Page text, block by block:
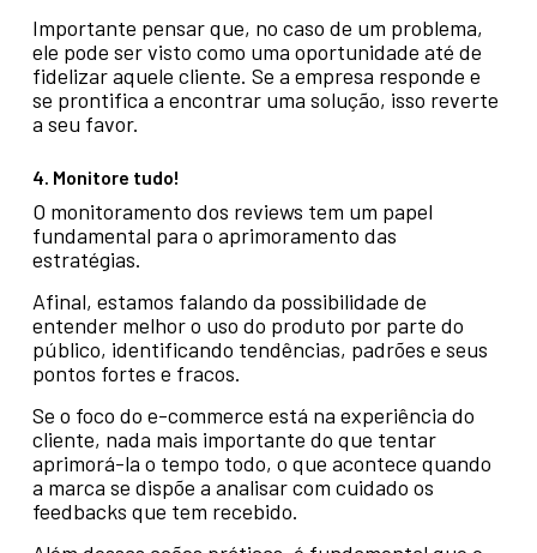
Importante pensar que, no caso de um problema,
ele pode ser visto como uma oportunidade até de
fidelizar aquele cliente. Se a empresa responde e
se prontifica a encontrar uma solução, isso reverte
a seu favor.
4. Monitore tudo!
O monitoramento dos reviews tem um papel
fundamental para o aprimoramento das
estratégias.
Afinal, estamos falando da possibilidade de
entender melhor o uso do produto por parte do
público, identificando tendências, padrões e seus
pontos fortes e fracos.
Se o foco do e-commerce está na experiência do
cliente, nada mais importante do que tentar
aprimorá-la o tempo todo, o que acontece quando
a marca se dispõe a analisar com cuidado os
feedbacks que tem recebido.